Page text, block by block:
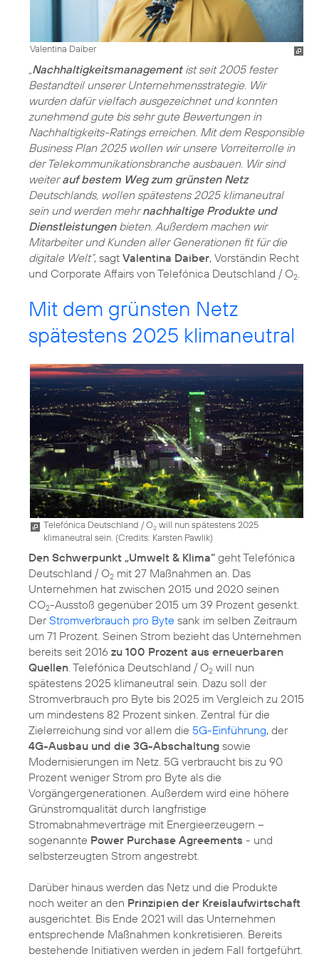
Valentina Daiber
Nachhaltigkeitsmanagementist seit 2005 fester
Bestandteil unserer Unternehmensstrategie. Wir
wurden dafür vielfach ausgezeichnet und konnten
zunehmend gute bis sehr gute Bewertungen in
Nachhaltigkeits-Ratings erreichen. Mit dem Responsible
Business Plan 2025 wollen wir unsere Vorreiterrolle in
der Telekommunikationsbranche ausbauen. Wir sind
weiterauf bestem Weg zum grünsten Netz
Deutschlands, wollen spätestens 2025 klimaneutral
sein und werden mehrnachhaltige Produkte und
Dienstleistungenbieten. Außerdem machen wir
Mitarbeiter und Kunden aller Generationen fit für die
digitale Welt“, sagt Valentina Daiber, Vorständin Recht
und Corporate Affairs von Telefónica Deutschland / O2
Mit dem grünsten Netz
spätestens 2025 klimaneutral
Telefónica Deutschland / O2 will nun spätestens 2025
klimaneutral sein. (Credits: Karsten Pawlik)
Den Schwerpunkt „Umwelt & Klima“ geht Telefónica
Deutschland / O2 mit 27 Maßnahmen an. Das
Unternehmen hat zwischen 2015 und 2020 seinen
CO2-Ausstoß gegenüber 2015 um 39 Prozent gesenkt.
DerStromverbrauch pro Byte sank im selben Zeitraum
um 71 Prozent. Seinen Strom bezieht das Unternehmen
bereits seit 2016 zu 100 Prozent aus erneuerbaren
Quellen. Telefónica Deutschland / O2 will nun
spätestens 2025 klimaneutral sein. Dazu soll der
Stromverbrauch pro Byte bis 2025 im Vergleich zu 2015
um mindestens 82 Prozent sinken. Zentral für die
Zielerreichung sind vor allem die 5G-Einführung, der
4G-Ausbau und die 3G-Abschaltung sowie
Modernisierungen im Netz. 5G verbraucht bis zu 90
Prozent weniger Strom pro Byte als die
Vorgängergenerationen. Außerdem wird eine höhere
Grünstromqualität durch langfristige
Stromabnahmeverträge mit Energieerzeugern –
sogenannte Power Purchase Agreements - und
selbsterzeugten Strom angestrebt.
Darüber hinaus werden das Netz und die Produkte
noch weiter an den Prinzipien der Kreislaufwirtschaft
ausgerichtet. Bis Ende 2021 will das Unternehmen
entsprechende Maßnahmen konkretisieren. Bereits
bestehende Initiativen werden in jedem Fall fortgeführt.